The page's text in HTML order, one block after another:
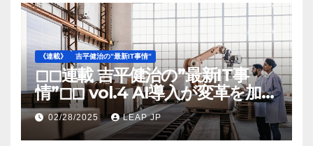
《連載》 吉平健治の”最新IT事情”
◻︎◻︎連載 吉平健治の”最新IT事
情”◻︎◻︎ vol.4 AI導入が変革を加速
する米国製造業の最前線
02/28/2025 LEAP JP